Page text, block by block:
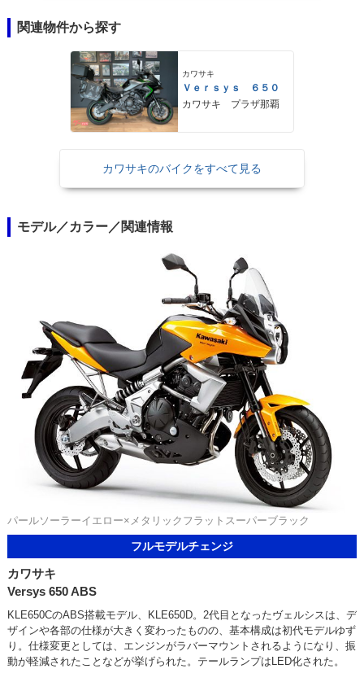
関連物件から探す
カワサキ
Ｖｅｒｓｙｓ ６５０
カワサキ プラザ那覇
カワサキのバイクをすべて見る
モデル／カラー／関連情報
パールソーラーイエロー×メタリックフラットスーパーブラック
フルモデルチェンジ
カワサキ
Versys 650 ABS
KLE650CのABS搭載モデル、KLE650D。2代目となったヴェルシスは、デ
ザインや各部の仕様が大きく変わったものの、基本構成は初代モデルゆず
り。仕様変更としては、エンジンがラバーマウントされるようになり、振
動が軽減されたことなどが挙げられた。テールランプはLED化された。